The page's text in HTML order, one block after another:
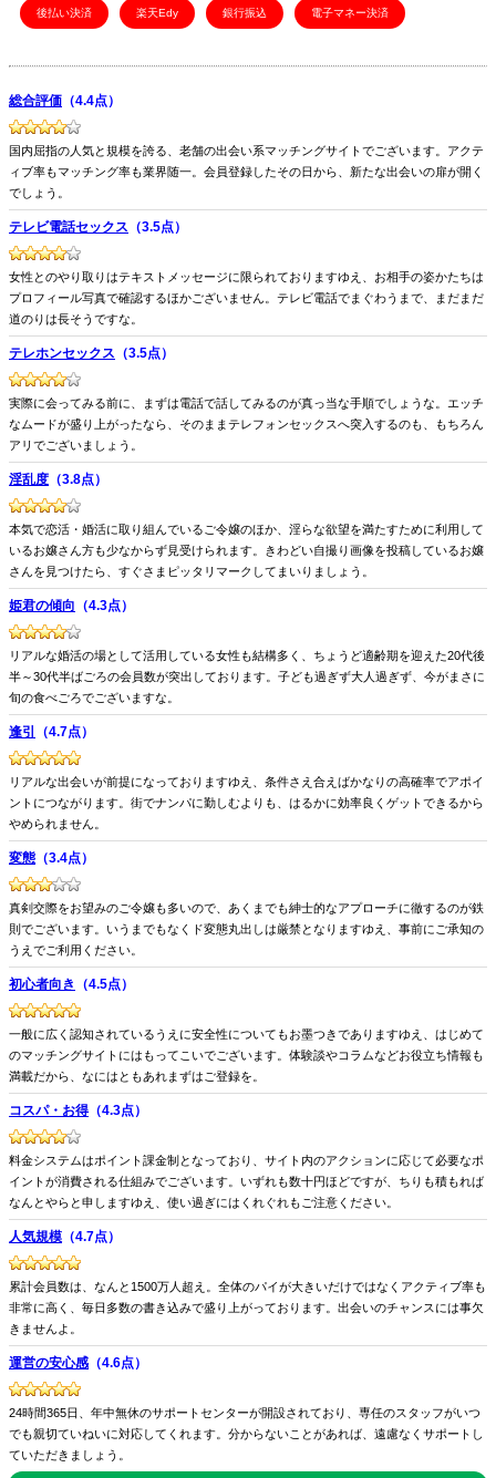
後払い決済 楽天Edy 銀行振込 電子マネー決済
総合評価 （4.4点）
国内屈指の人気と規模を誇る、老舗の出会い系マッチングサイトでございます。アクテ
ィブ率もマッチング率も業界随一。会員登録したその日から、新たな出会いの扉が開く
でしょう。
テレビ電話セックス （3.5点）
女性とのやり取りはテキストメッセージに限られておりますゆえ、お相手の姿かたちは
プロフィール写真で確認するほかございません。テレビ電話でまぐわうまで、まだまだ
道のりは長そうですな。
テレホンセックス （3.5点）
実際に会ってみる前に、まずは電話で話してみるのが真っ当な手順でしょうな。エッチ
なムードが盛り上がったなら、そのままテレフォンセックスへ突入するのも、もちろん
アリでございましょう。
淫乱度 （3.8点）
本気で恋活・婚活に取り組んでいるご令嬢のほか、淫らな欲望を満たすために利用して
いるお嬢さん方も少なからず見受けられます。きわどい自撮り画像を投稿しているお嬢
さんを見つけたら、すぐさまピッタリマークしてまいりましょう。
姫君の傾向 （4.3点）
リアルな婚活の場として活用している女性も結構多く、ちょうど適齢期を迎えた20代後
半～30代半ばごろの会員数が突出しております。子ども過ぎず大人過ぎず、今がまさに
旬の食べごろでございますな。
逢引 （4.7点）
リアルな出会いが前提になっておりますゆえ、条件さえ合えばかなりの高確率でアポイ
ントにつながります。街でナンパに勤しむよりも、はるかに効率良くゲットできるから
やめられません。
変態 （3.4点）
真剣交際をお望みのご令嬢も多いので、あくまでも紳士的なアプローチに徹するのが鉄
則でございます。いうまでもなくド変態丸出しは厳禁となりますゆえ、事前にご承知の
うえでご利用ください。
初心者向き （4.5点）
一般に広く認知されているうえに安全性についてもお墨つきでありますゆえ、はじめて
のマッチングサイトにはもってこいでございます。体験談やコラムなどお役立ち情報も
満載だから、なにはともあれまずはご登録を。
コスパ・お得（4.3点）
料金システムはポイント課金制となっており、サイト内のアクションに応じて必要なポ
イントが消費される仕組みでございます。いずれも数十円ほどですが、ちりも積もれば
なんとやらと申しますゆえ、使い過ぎにはくれぐれもご注意ください。
人気規模 （4.7点）
累計会員数は、なんと1500万人超え。全体のパイが大きいだけではなくアクティブ率も
非常に高く、毎日多数の書き込みで盛り上がっております。出会いのチャンスには事欠
きませんよ。
運営の安心感 （4.6点）
24時間365日、年中無休のサポートセンターが開設されており、専任のスタッフがいつ
でも親切ていねいに対応してくれます。分からないことがあれば、遠慮なくサポートし
ていただきましょう。